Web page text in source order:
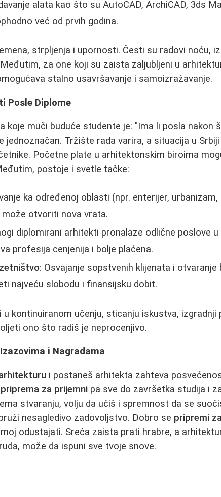
alata kao što su AutoCAD, ArchiCAD, 3ds
već od prvih godina.
strpljenja i upornosti. Česti su radovi noću,
za one koji su zaista zaljubljeni u
stalno usavršavanje i samoizražavanje.
Posle Diplome
koje muči buduće studente je: "Ima li posla nakon
jednoznačan. Tržište rada varira, a situacija u
Početne plate u arhitektonskim biroima
postoje i svetle tačke:
ka određenoj oblasti (npr. enterijer,
otvoriti nova vrata.
diplomirani arhitekti pronalaze odlične poslove u
profesija cenjenija i bolje plaćena.
: Osvajanje sopstvenih klijenata i otvaranje
najveću slobodu i finansijsku dobit.
u kontinuiranom učenju, sticanju iskustva,
ono što radiš je neprocenjivo.
i Nagradama
i postaneš arhitekta zahteva
priprema za prijemni pa sve do završetka studija i
stvaranju, volju da učiš i spremnost da se
nesagledivo zadovoljstvo. Dobro se pripremi
odustajati. Sreća zaista prati hrabre, a
može da ispuni sve tvoje snove.